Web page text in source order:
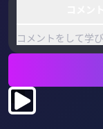
コメントをして学